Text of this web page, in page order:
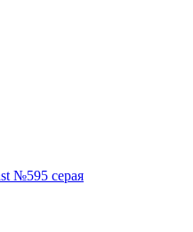
№595 серая